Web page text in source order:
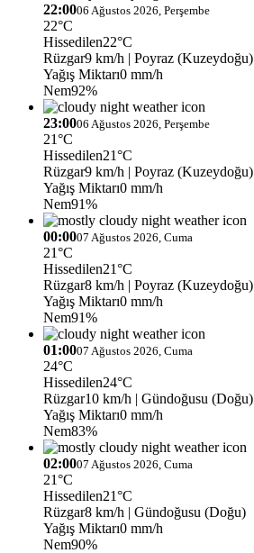
22:0006 Ağustos 2026, Perşembe
22°C
Hissedilen22°C
Rüzgar9 km/h | Poyraz (Kuzeydoğu)
Yağış Miktarı0 mm/h
Nem92%
23:0006 Ağustos 2026, Perşembe
21°C
Hissedilen21°C
Rüzgar9 km/h | Poyraz (Kuzeydoğu)
Yağış Miktarı0 mm/h
Nem91%
00:0007 Ağustos 2026, Cuma
21°C
Hissedilen21°C
Rüzgar8 km/h | Poyraz (Kuzeydoğu)
Yağış Miktarı0 mm/h
Nem91%
01:0007 Ağustos 2026, Cuma
24°C
Hissedilen24°C
Rüzgar10 km/h | Gündoğusu (Doğu)
Yağış Miktarı0 mm/h
Nem83%
02:0007 Ağustos 2026, Cuma
21°C
Hissedilen21°C
Rüzgar8 km/h | Gündoğusu (Doğu)
Yağış Miktarı0 mm/h
Nem90%